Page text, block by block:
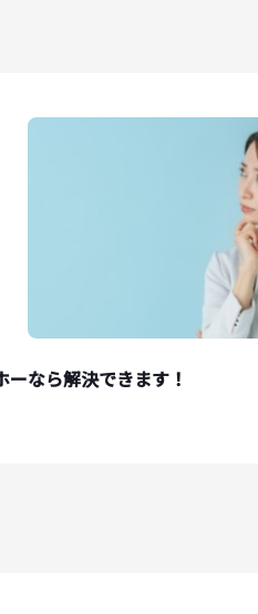
なら解決できます！